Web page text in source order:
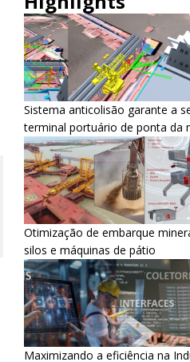
Sistema anticolisão garante a
terminal portuário de ponta da
Otimização de embarque
silos e máquinas de pátio
Maximizando a eficiência na